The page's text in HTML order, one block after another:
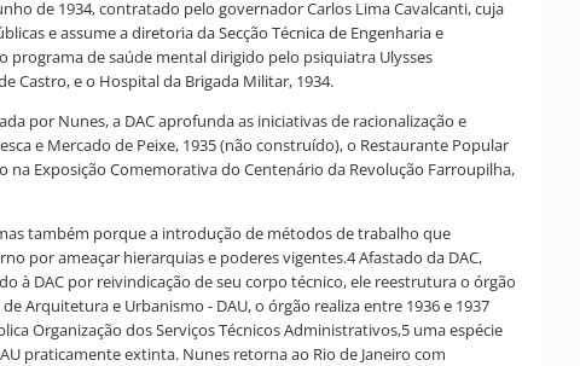
de 1934, contratado pelo governador Carlos Lima Cavalcanti, cuja
e assume a diretoria da Secção Técnica de Engenharia e
programa de saúde mental dirigido pelo psiquiatra Ulysses
Castro, e o Hospital da Brigada Militar, 1934.
por Nunes, a DAC aprofunda as iniciativas de racionalização e
e Mercado de Peixe, 1935 (não construído), o Restaurante Popular
na Exposição Comemorativa do Centenário da Revolução Farroupilha,
também porque a introdução de métodos de trabalho que
por ameaçar hierarquias e poderes vigentes.4 Afastado da DAC,
à DAC por reivindicação de seu corpo técnico, ele reestrutura o órgão
Arquitetura e Urbanismo - DAU, o órgão realiza entre 1936 e 1937
Organização dos Serviços Técnicos Administrativos,5 uma espécie
praticamente extinta. Nunes retorna ao Rio de Janeiro com